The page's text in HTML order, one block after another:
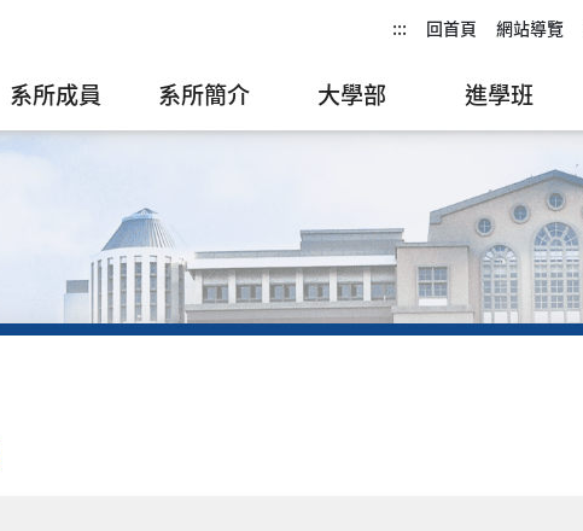
::: 回首頁 網站導覽
系所成員 系所簡介 大學部 進學班